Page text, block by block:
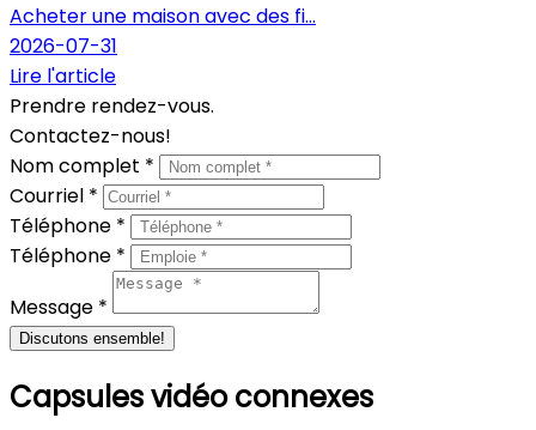
Acheter une maison avec des fi...
2026-07-31
Lire l'article
Prendre rendez-vous.
Contactez-nous!
Nom complet *
Courriel *
Téléphone *
Téléphone *
Message *
Discutons ensemble!
Capsules vidéo connexes